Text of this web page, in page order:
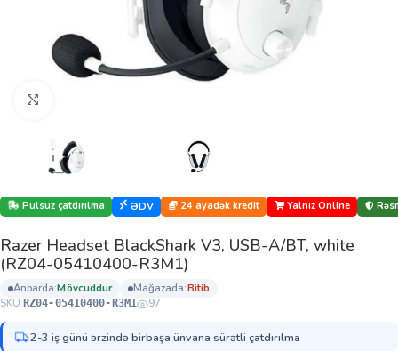
Pulsuz çatdırılma ƏDV 24 ayadək kredit Yalnız Online
Razer Headset BlackShark V3, USB-A/BT, white
(RZ04-05410400-R3M1)
anbarda: mövcuddur mağazada:
bi̇ti̇b
SKU: RZ04-05410400-R3M1 97
2-3 iş günü ərzində birbaşa ünvana sürətli çatdırılma